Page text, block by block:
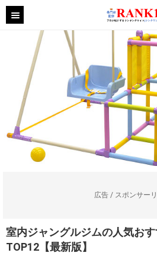
広告 / スポンサー
室内ジャングルジムの人気お
TOP12【最新版】